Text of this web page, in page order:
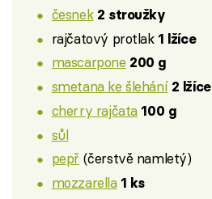
česnek 2 stroužky
rajčatový protlak 1 lžíce
mascarpone 200 g
smetana ke šlehání 2 lžíce
cherry rajčata 100 g
sůl
pepř (čerstvě namletý)
mozzarella 1 ks